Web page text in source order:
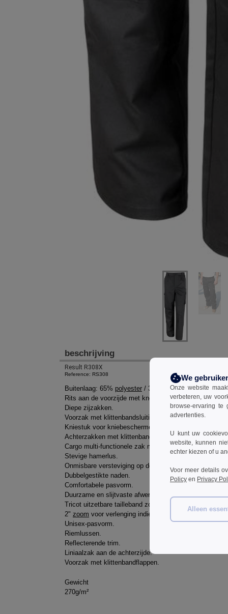
beschrijving
Result R308X
Reference: RS308
Buitenlaag: 65% polyester / 35% katoen.
Rits aan de voorzijde met knoopsluiting.
Diepe zijzakken.
Voorzak met klittenbandsluiting.
Kniestuk voor kniebeschermers met stiksels.
Achterzakken met klittenbandsluiting.
Cargo multi-functionele zak met klittenbandsluiting,
Stevige hamerlus.
Onmisbare versteviging op de stresspunten.
Dubbelgestikte naden.
Comfortabele pasvorm.
Duurzame en slijtvaste afwerking.
Tricot uitzetbare tailleband zorgt voor verstelbare
2" zoom voor verlenging indien nodig.
Unisex-pasvorm.
Riemlussen.
Reflecterende trim.
Liniaalzak aan de achterzijde.
Voorzak met klittenbandflappen.
Gewicht
270g/m²
We
Onze website
verbeteren, uw
browse-ervaring te
advertenties.
U kunt uw
website, kunnen
echter kiezen of u
Voor meer details
Policy en Privacy
Alleen